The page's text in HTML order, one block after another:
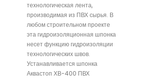
технологическая лента,
производимая из ПВХ сырья. В
любом строительном проекте
эта гидроизоляционная шпонка
несет функцию гидроизоляции
технологических швов.
Устанавливается шпонка
Аквастоп ХВ-400 ПВХ